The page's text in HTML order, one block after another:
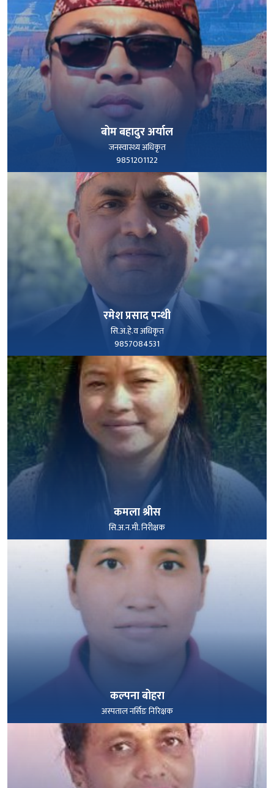
पूरा हेर्नुहोस्
बोम बहादुर अर्याल
जनस्वास्थ्य अधिकृत
9851201122
पूरा हेर्नुहोस्
रमेश प्रसाद पन्थी
सि.अ.हे.व अधिकृत
9857084531
पूरा हेर्नुहोस्
कमला श्रीस
सि.अ.न.मी. निरीक्षक
पूरा हेर्नुहोस्
कल्पना बोहरा
अस्पताल नर्सिङ निरिक्षक
पूरा हेर्नुहोस्